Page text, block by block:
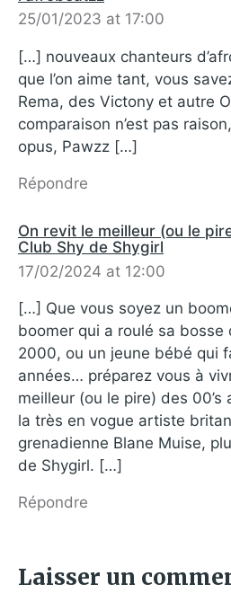
25/01/2023 at 17:00
[…] nouveaux chanteurs
que l’on aime tant, vous
Rema, des Victony et autre
comparaison n’est pas
opus, Pawzz […]
Répondre
On revit le meilleur (ou le
Club Shy de Shygirl
17/02/2024 at 12:00
[…] Que vous soyez un
boomer qui a roulé sa bosse
2000, ou un jeune bébé qui
années… préparez vous à
meilleur (ou le pire) des 00’s
la très en vogue artiste
grenadienne Blane Muise,
de Shygirl. […]
Répondre
Laisser un